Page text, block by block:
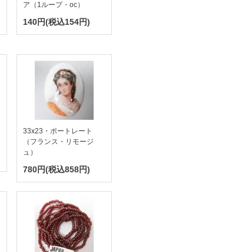
ア（1ループ・oc）
140円(税込154円)
33x23・ポートレート
（フランス・リモージ
ュ）
780円(税込858円)